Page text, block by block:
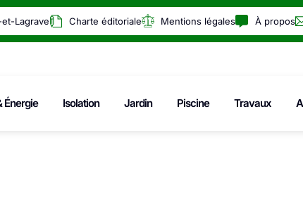
Lagrave Charte éditoriale Mentions légales À propos
Énergie Isolation Jardin Piscine Travaux